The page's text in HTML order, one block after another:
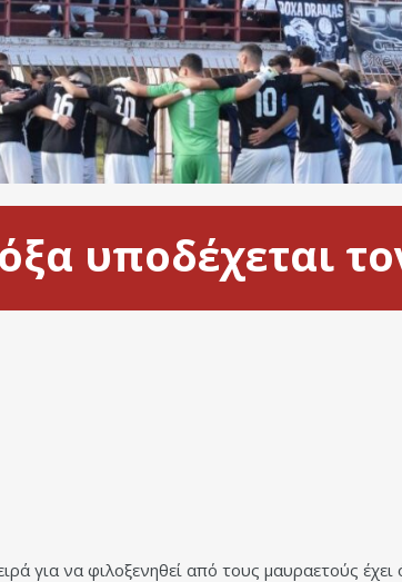
υποδέχεται
για να φιλοξενηθεί από τους μαυραετούς έχει